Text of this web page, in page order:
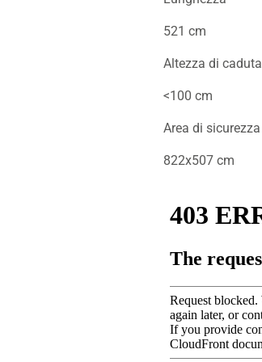
521 cm
Altezza di caduta
<100 cm
Area di sicurezza
822x507 cm